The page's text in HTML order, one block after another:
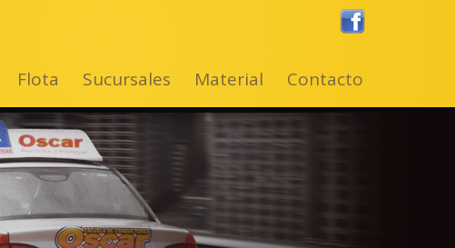
Flota Sucursales Material Contacto